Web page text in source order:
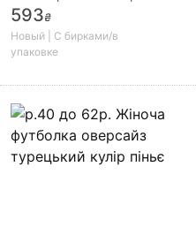
размер XS-M в наличии
593₴
Новый | С бирками/в
упаковке